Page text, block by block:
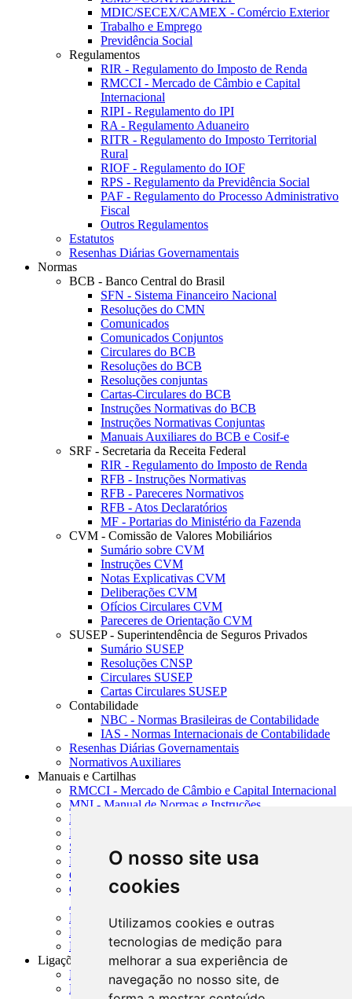
O nosso site usa
cookies
Utilizamos cookies e outras
tecnologias de medição para
melhorar a sua experiência de
navegação no nosso site, de
MDIC/SECEX/CAMEX - Comércio Exterior
Trabalho e Emprego
Previdência Social
Regulamentos
RIR - Regulamento do Imposto de Renda
RMCCI - Mercado de Câmbio e Capital
Internacional
RIPI - Regulamento do IPI
RA - Regulamento Aduaneiro
RITR - Regulamento do Imposto Territorial
Rural
RIOF - Regulamento do IOF
RPS - Regulamento da Previdência Social
PAF - Regulamento do Processo Administrativo
Fiscal
Outros Regulamentos
Estatutos
Resenhas Diárias Governamentais
Normas
BCB - Banco Central do Brasil
SFN - Sistema Financeiro Nacional
Resoluções do CMN
Comunicados
Comunicados Conjuntos
Circulares do BCB
Resoluções do BCB
Resoluções conjuntas
Cartas-Circulares do BCB
Instruções Normativas do BCB
Instruções Normativas Conjuntas
Manuais Auxiliares do BCB e Cosif-e
SRF - Secretaria da Receita Federal
RIR - Regulamento do Imposto de Renda
RFB - Instruções Normativas
RFB - Pareceres Normativos
RFB - Atos Declaratórios
MF - Portarias do Ministério da Fazenda
CVM - Comissão de Valores Mobiliários
Sumário sobre CVM
Instruções CVM
Notas Explicativas CVM
Deliberações CVM
Ofícios Circulares CVM
Pareceres de Orientação CVM
SUSEP - Superintendência de Seguros Privados
Sumário SUSEP
Resoluções CNSP
Circulares SUSEP
Cartas Circulares SUSEP
Contabilidade
NBC - Normas Brasileiras de Contabilidade
IAS - Normas Internacionais de Contabilidade
Resenhas Diárias Governamentais
Normativos Auxiliares
Manuais e Cartilhas
RMCCI - Mercado de Câmbio e Capital Internacional
MNI - Manual de Normas e Instruções
MTVM - Manual de Títulos e Valores Mobiliários
MCR - Manual de Crédito Rural
SISORF - Manual de Organização do SFN
MASUP - Manual de Supervisão Bancária
CADOC - Catálogo de Documentos
CNAE-CONCLA - Classificação Nacional de
Atividades Econômicas
PMF - Cartilhas do BCB
Manuais Auxiliares do BCB e Cosif-e
Resenhas Diárias Governamentais
Ligações Externas
Links Úteis
Presidência da República